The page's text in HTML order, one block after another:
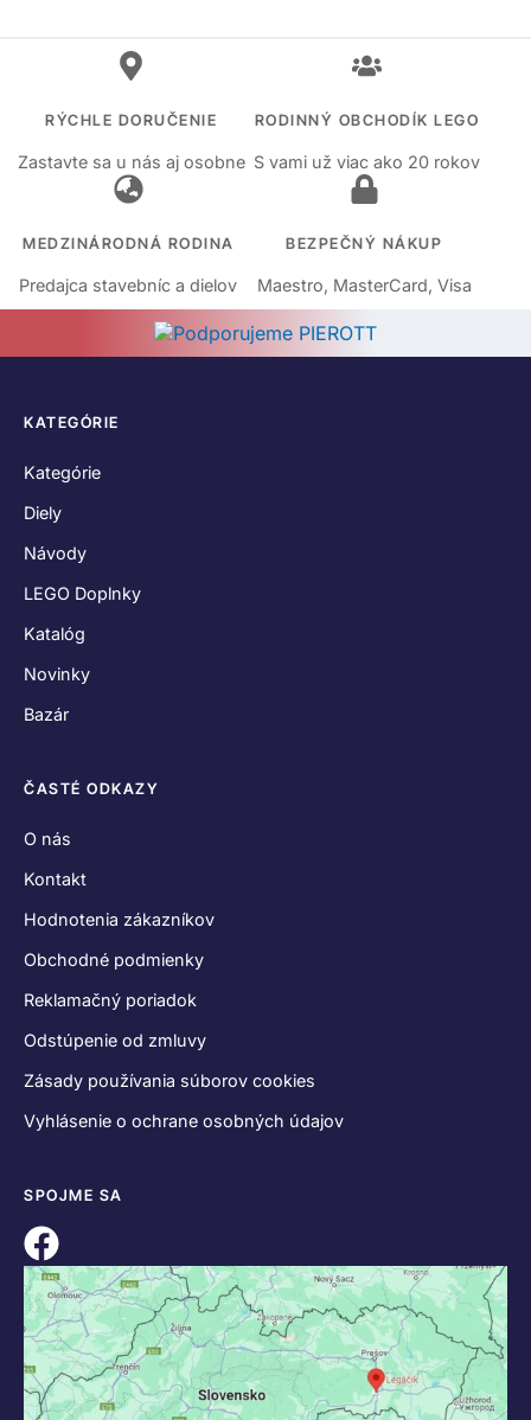
RÝCHLE DORUČENIE
Zastavte sa u nás aj osobne
RODINNÝ OBCHODÍK LEGO
S vami už viac ako 20 rokov
MEDZINÁRODNÁ RODINA
Predajca stavebníc a dielov
BEZPEČNÝ NÁKUP
Maestro, MasterCard, Visa
KATEGÓRIE
Kategórie
Diely
Návody
LEGO Doplnky
Katalóg
Novinky
Bazár
ČASTÉ ODKAZY
O nás
Kontakt
Hodnotenia zákazníkov
Obchodné podmienky
Reklamačný poriadok
Odstúpenie od zmluvy
Zásady používania súborov cookies
Vyhlásenie o ochrane osobných údajov
SPOJME SA